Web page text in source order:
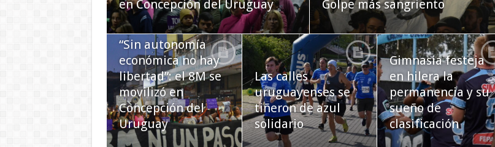
en Concepción del Uruguay
Golpe más sangriento
“Sin autonomía
económica no hay
libertad”: el 8M se
movilizó en
Concepción del
Uruguay
Las calles
uruguayenses se
tiñeron de azul
solidario
Gimnasia festeja
en hilera la
permanencia y su
sueño de
clasificación